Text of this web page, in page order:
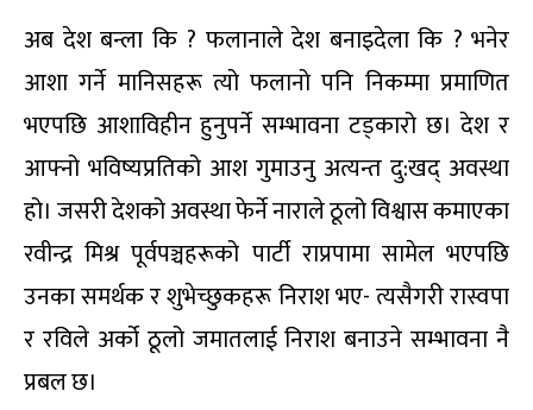
अब देश बन्ला कि ? फलानाले देश बनाइदेला कि ? भनेर
आशा गर्ने मानिसहरू त्यो फलानो पनि निकम्मा प्रमाणित
भएपछि आशाविहीन हुनुपर्ने सम्भावना टड्कारो छ। देश र
आफ्नो भविष्यप्रतिको आश गुमाउनु अत्यन्त दु:खद् अवस्था
हो। जसरी देशको अवस्था फेर्ने नाराले ठूलो विश्वास कमाएका
रवीन्द्र मिश्र पूर्वपञ्चहरूको पार्टी राप्रपामा सामेल भएपछि
उनका समर्थक र शुभेच्छुकहरू निराश भए- त्यसैगरी रास्वपा
र रविले अर्को ठूलो जमातलाई निराश बनाउने सम्भावना नै
प्रबल छ।